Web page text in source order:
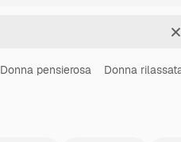
Donna pensierosa Donna